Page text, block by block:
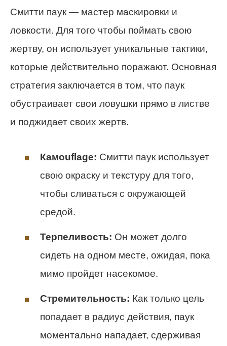
Смитти паук — мастер маскировки и
ловкости. Для того чтобы поймать свою
жертву, он использует уникальные тактики,
которые действительно поражают. Основная
стратегия заключается в том, что паук
обустраивает свои ловушки прямо в листве
и поджидает своих жертв.
Камouflage: Смитти паук использует
свою окраску и текстуру для того,
чтобы сливаться с окружающей
средой.
Терпеливость: Он может долго
сидеть на одном месте, ожидая, пока
мимо пройдет насекомое.
Стремительность: Как только цель
попадает в радиус действия, паук
моментально нападает, сдерживая